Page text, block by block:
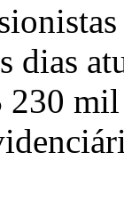
dias
230